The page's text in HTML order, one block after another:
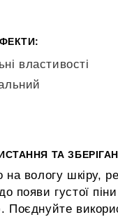
властивості
ТА
на вологу шкіру,
появи густої
Поєднуйте